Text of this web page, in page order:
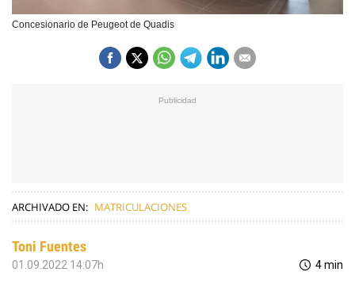
Concesionario de Peugeot de Quadis
ARCHIVADO EN: MATRICULACIONES
Toni Fuentes
01.09.2022 14:07h 4 min